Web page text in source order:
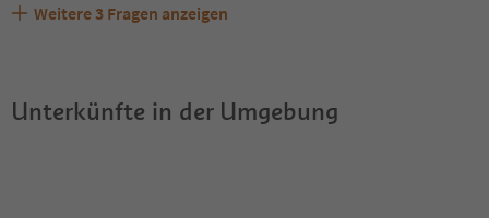
Sind Haustiere in der Unterkunft Vöstlhof erlaubt?
Welche Services bietet Vöstlhof?
Erhalten die Gäste von Vöstlhof einen Südtirol
Weitere 3 Fragen anzeigen
Unterkünfte in der Umgebung